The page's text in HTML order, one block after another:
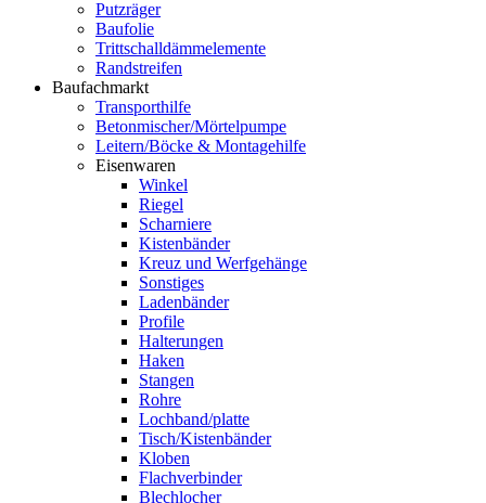
Putzräger
Baufolie
Trittschalldämmelemente
Randstreifen
Baufachmarkt
Transporthilfe
Betonmischer/Mörtelpumpe
Leitern/Böcke & Montagehilfe
Eisenwaren
Winkel
Riegel
Scharniere
Kistenbänder
Kreuz und Werfgehänge
Sonstiges
Ladenbänder
Profile
Halterungen
Haken
Stangen
Rohre
Lochband/platte
Tisch/Kistenbänder
Kloben
Flachverbinder
Blechlocher